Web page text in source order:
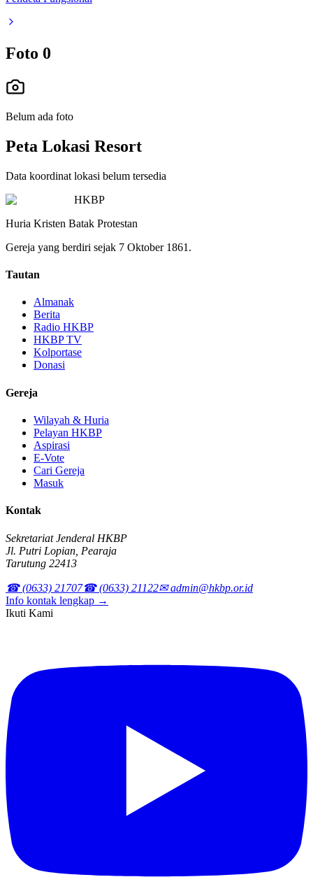
Foto 0
Belum ada foto
Peta Lokasi Resort
Data koordinat lokasi belum tersedia
HKBP
Huria Kristen Batak Protestan
Gereja yang berdiri sejak 7 Oktober 1861.
Tautan
Almanak
Berita
Radio HKBP
HKBP TV
Kolportase
Donasi
Gereja
Wilayah & Huria
Pelayan HKBP
Aspirasi
E-Vote
Cari Gereja
Masuk
Kontak
Sekretariat Jenderal HKBP
Jl. Putri Lopian, Pearaja
Tarutung 22413
☎ (0633) 21707☎ (0633) 21122✉ admin@hkbp.or.id
Info kontak lengkap →
Ikuti Kami